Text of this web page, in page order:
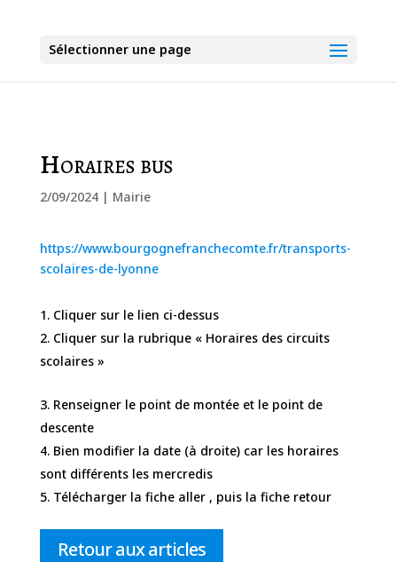
Sélectionner une page
Horaires bus
2/09/2024| Mairie
https://www.bourgognefranchecomte.fr/transports-
scolaires-de-lyonne
Cliquer sur le lien ci-dessus
Cliquer sur la rubrique « Horaires des circuits
scolaires »
Renseigner le point de montée et le point de
descente
Bien modifier la date (à droite) car les horaires
sont différents les mercredis
Télécharger la fiche aller , puis la fiche retour
Retour aux articles